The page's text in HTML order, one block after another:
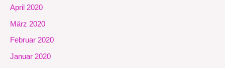
April 2020
März 2020
Februar 2020
Januar 2020